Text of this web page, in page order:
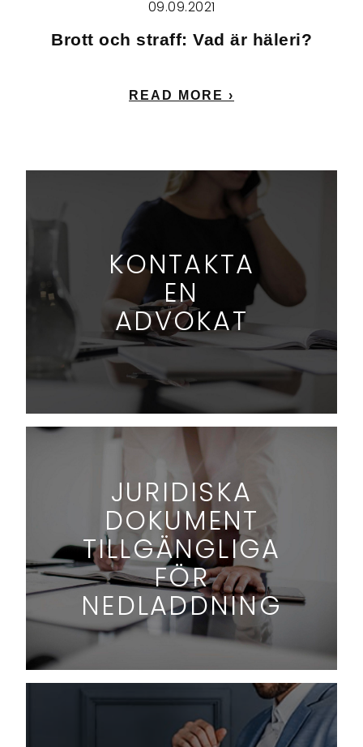
09.09.2021
Brott och straff: Vad är häleri?
READ MORE ›
KONTAKTA
EN
ADVOKAT
JURIDISKA
DOKUMENT
TILLGÄNGLIGA
FÖR
NEDLADDNING